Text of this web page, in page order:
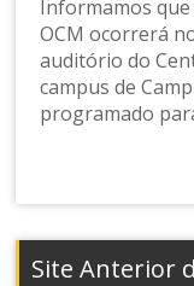
Informamos que
OCM ocorrerá
auditório do
campus de
programado
Site Anterior